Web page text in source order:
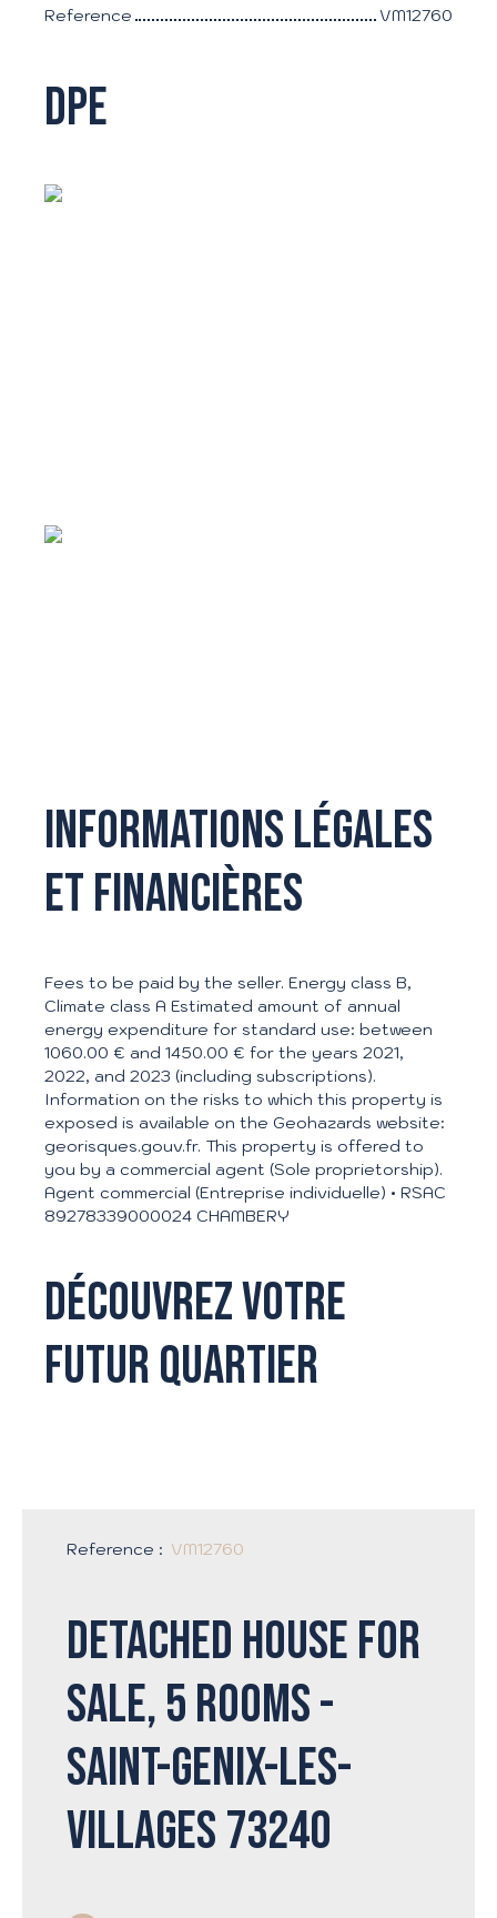
Reference VM12760
DPE
Informations légales
et financières
Fees to be paid by the seller. Energy class B,
Climate class A Estimated amount of annual
energy expenditure for standard use: between
1060.00 € and 1450.00 € for the years 2021,
2022, and 2023 (including subscriptions).
Information on the risks to which this property is
exposed is available on the Geohazards website:
georisques.gouv.fr. This property is offered to
you by a commercial agent (Sole proprietorship).
Agent commercial (Entreprise individuelle) • RSAC
89278339000024 CHAMBERY
Découvrez votre
futur quartier
Reference : VM12760
Detached house for
sale, 5 rooms -
Saint-Genix-les-
Villages 73240